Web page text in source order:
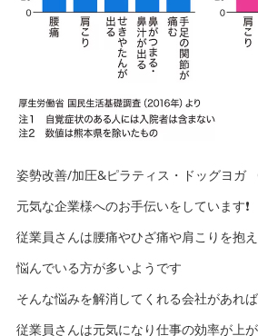
姿勢改善/加圧&ピラティス・ドッグヨガ
元気な企業様へのお手伝いをしています❗️
従業員さんは腰痛やひざ痛や肩こりを抱え
悩んでいる方が多いようです
そんな悩みを解消してくれる会社があれば
従業員さんは元気になり仕事の効率が上